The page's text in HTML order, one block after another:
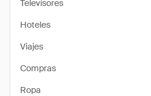
Televisores
Hoteles
Viajes
Compras
Ropa